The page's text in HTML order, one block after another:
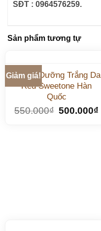
SĐT : 0964576259.
Sản phẩm tương tự
Giảm giá!
Serum Dưỡng Trắng Da
Red Sweetone Hàn
Quốc
550.000₫ 500.000₫